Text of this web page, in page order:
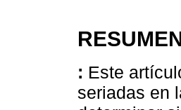
: Este
seriadas en